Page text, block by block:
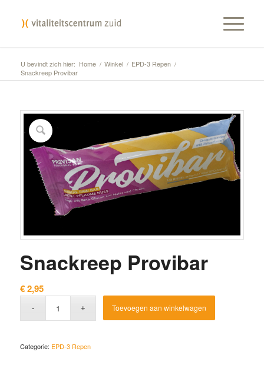
U bevindt zich hier: Home / Winkel / EPD-3 Repen /
Snackreep Provibar
Snackreep Provibar
€2,95
Toevoegen aan winkelwagen
Categorie: EPD-3 Repen